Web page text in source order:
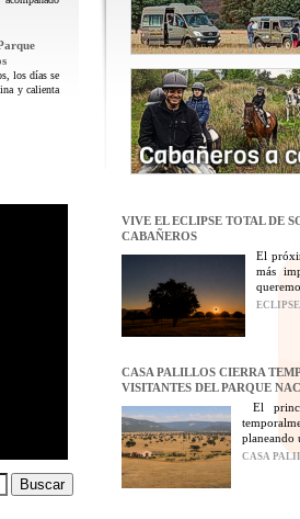
los días se
y calienta
VIVE EL ECLIPSE TOTAL DE
CABAÑEROS
El
más
CASA PALILLOS CIERRA
VISITANTES DEL PARQUE
El
planeando
CASA